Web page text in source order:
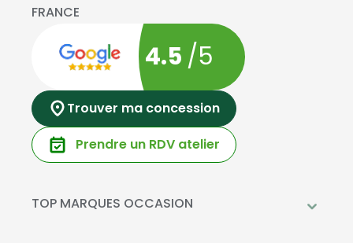
FRANCE
4.5 /5
Trouver ma concession
Prendre un RDV atelier
TOP MARQUES OCCASION